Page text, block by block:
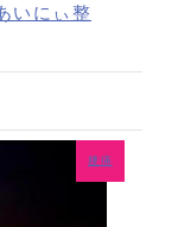
いにぃ整
腰痛